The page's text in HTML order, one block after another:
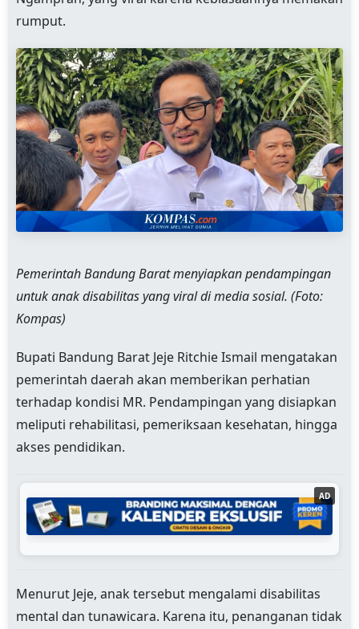
rumput.
Pemerintah Bandung Barat menyiapkan pendampingan
untuk anak disabilitas yang viral di media sosial. (Foto:
Kompas)
Bupati Bandung Barat Jeje Ritchie Ismail mengatakan
pemerintah daerah akan memberikan perhatian
terhadap kondisi MR. Pendampingan yang disiapkan
meliputi rehabilitasi, pemeriksaan kesehatan, hingga
akses pendidikan.
AD
Menurut Jeje, anak tersebut mengalami disabilitas
mental dan tunawicara. Karena itu, penanganan tidak